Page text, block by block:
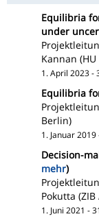
Equilibria
under
Kannan
1. April 2023 -
Equilibria
Berlin)
1. Januar
Decision-
mehr)
Pokutta
1. Juni 2021 -